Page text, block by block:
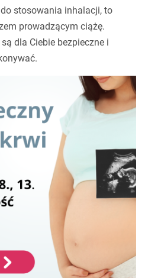
stosowania inhalacji, to
prowadzącym ciążę.
dla Ciebie bezpieczne i